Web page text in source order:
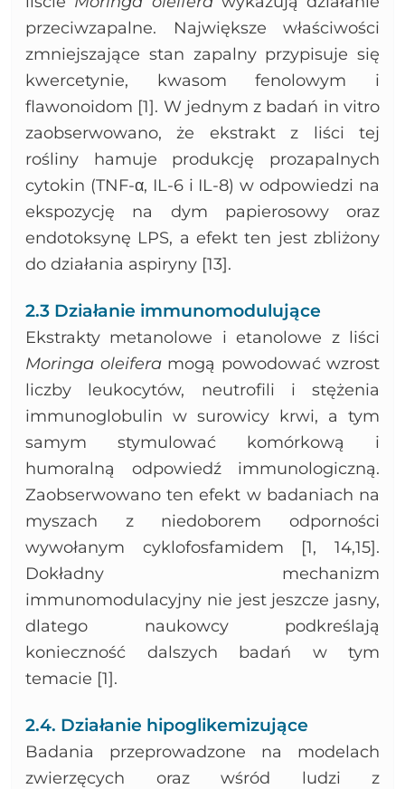
przeciwzapalne. Największe właściwości
zmniejszające stan zapalny przypisuje się
kwercetynie, kwasom fenolowym i
flawonoidom [1]. W jednym z badań in vitro
zaobserwowano, że ekstrakt z liści tej
rośliny hamuje produkcję prozapalnych
cytokin (TNF-α, IL-6 i IL-8) w odpowiedzi na
ekspozycję na dym papierosowy oraz
endotoksynę LPS, a efekt ten jest zbliżony
do działania aspiryny [13].
2.3 Działanie immunomodulujące
Ekstrakty metanolowe i etanolowe z liści
Moringa oleiferamogą powodować wzrost
liczby leukocytów, neutrofili i stężenia
immunoglobulin w surowicy krwi, a tym
samym stymulować komórkową i
humoralną odpowiedź immunologiczną.
Zaobserwowano ten efekt w badaniach na
myszach z niedoborem odporności
wywołanym cyklofosfamidem [1, 14,15].
Dokładny mechanizm
immunomodulacyjny nie jest jeszcze jasny,
dlatego naukowcy podkreślają
konieczność dalszych badań w tym
temacie [1].
2.4. Działanie hipoglikemizujące
Badania przeprowadzone na modelach
zwierzęcych oraz wśród ludzi z